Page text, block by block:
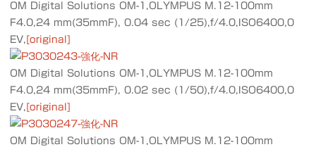
OM Digital Solutions OM-1,OLYMPUS M.12-100mm
F4.0,24 mm(35mmF), 0.04 sec (1/25),f/4.0,ISO6400,0
EV, [original]
OM Digital Solutions OM-1,OLYMPUS M.12-100mm
F4.0,24 mm(35mmF), 0.02 sec (1/50),f/4.0,ISO6400,0
EV, [original]
OM Digital Solutions OM-1,OLYMPUS M.12-100mm